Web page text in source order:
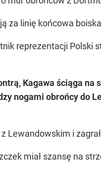
za linię końcowa
reprezentacji Polski
Kagawa ściąga na
nogami obrońcy do
Lewandowskim i
miał szansę na